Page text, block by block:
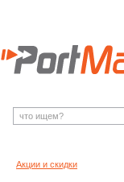
Акции и скидки